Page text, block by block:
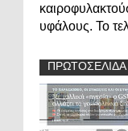
υφάλους. Το